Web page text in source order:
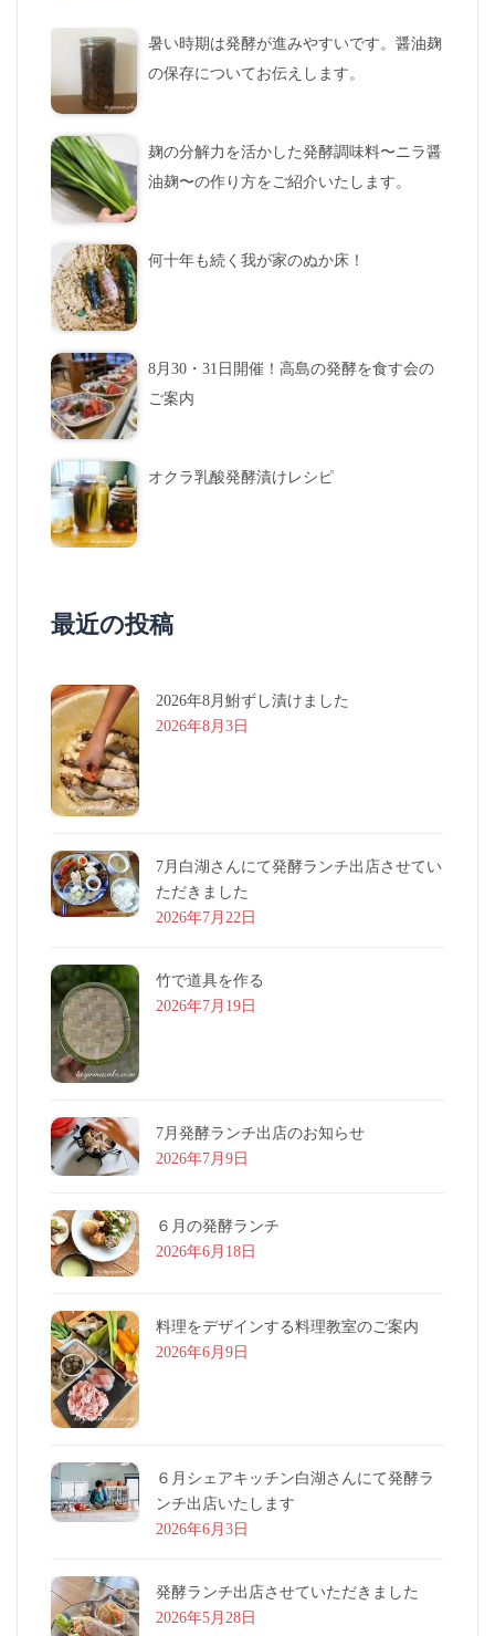
暑い時期は発酵が進みやすいです。醤油麹
の保存についてお伝えします。
麹の分解力を活かした発酵調味料〜ニラ醤
油麹〜の作り方をご紹介いたします。
何十年も続く我が家のぬか床！
8月30・31日開催！高島の発酵を食す会の
ご案内
オクラ乳酸発酵漬けレシピ
最近の投稿
2026年8月鮒ずし漬けました
2026年8月3日
7月白湖さんにて発酵ランチ出店させてい
ただきました
2026年7月22日
竹で道具を作る
2026年7月19日
7月発酵ランチ出店のお知らせ
2026年7月9日
６月の発酵ランチ
2026年6月18日
料理をデザインする料理教室のご案内
2026年6月9日
６月シェアキッチン白湖さんにて発酵ラ
ンチ出店いたします
2026年6月3日
発酵ランチ出店させていただきました
2026年5月28日